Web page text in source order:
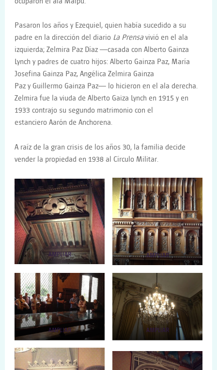
Pasaron los años y Ezequiel, quien había sucedido a su
padre en la dirección del diario La Prensavivió en el ala
izquierda; Zelmira Paz Díaz —casada con Alberto Gainza
Lynch y padres de cuatro hijos: Alberto Gainza Paz, María
Josefina Gainza Paz, Angélica Zelmira Gainza
Paz y Guillermo Gainza Paz— lo hicieron en el ala derecha.
Zelmira fue la viuda de Alberto Gaiza Lynch en 1915 y en
1933 contrajo su segundo matrimonio con el
estanciero Aarón de Anchorena.
A raíz de la gran crisis de los años 30, la familia decide
vender la propiedad en 1938 al Círculo Militar.
AMPLIAR AMPLIAR
AMPLIAR AMPLIAR